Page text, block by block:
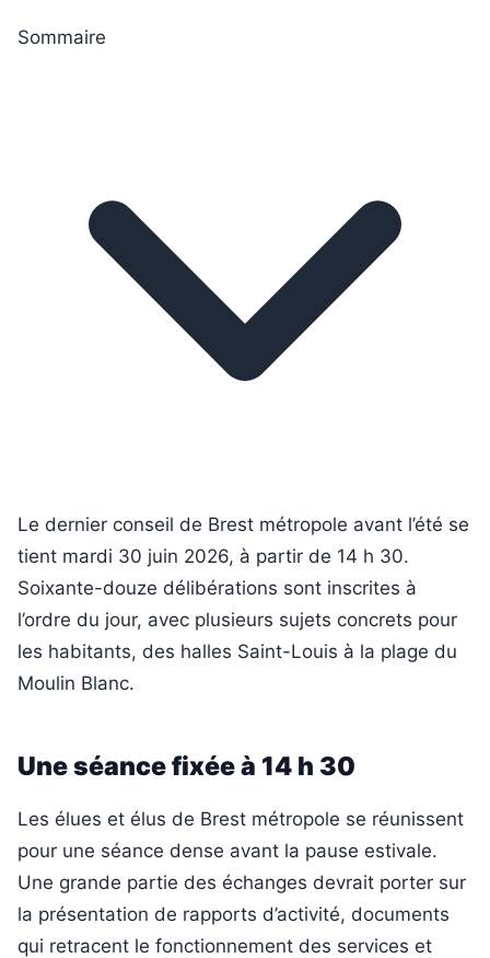
Sommaire
Le dernier conseil de Brest métropole avant l’été se
tient mardi 30 juin 2026, à partir de 14 h 30.
Soixante-douze délibérations sont inscrites à
l’ordre du jour, avec plusieurs sujets concrets pour
les habitants, des halles Saint-Louis à la plage du
Moulin Blanc.
Une séance fixée à 14 h 30
Les élues et élus de Brest métropole se réunissent
pour une séance dense avant la pause estivale.
Une grande partie des échanges devrait porter sur
la présentation de rapports d’activité, documents
qui retracent le fonctionnement des services et